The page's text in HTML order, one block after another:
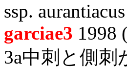
ssp.
garciae3 1998
3a中刺と側刺